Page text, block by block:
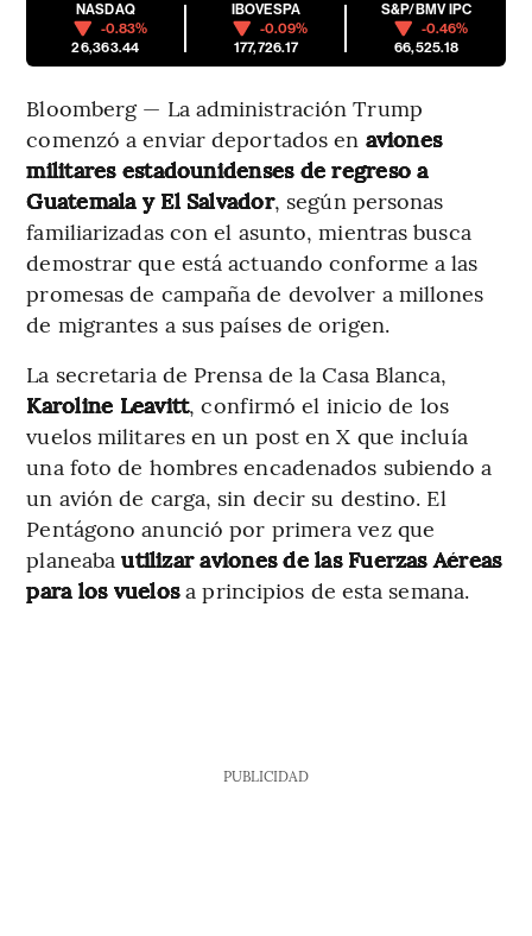
NASDAQ
-0.83%
26,363.44
IBOVESPA
-0.09%
177,726.17
S&P/BMV IPC
-0.46%
66,525.18
Bloomberg — La administración Trump
comenzó a enviar deportados en aviones
militares estadounidenses de regreso a
Guatemala y El Salvador, según personas
familiarizadas con el asunto, mientras busca
demostrar que está actuando conforme a las
promesas de campaña de devolver a millones
de migrantes a sus países de origen.
La secretaria de Prensa de la Casa Blanca,
Karoline Leavitt, confirmó el inicio de los
vuelos militares en un post en X que incluía
una foto de hombres encadenados subiendo a
un avión de carga, sin decir su destino. El
Pentágono anunció por primera vez que
planeabautilizar aviones de las Fuerzas Aéreas
para los vuelosa principios de esta semana.
PUBLICIDAD